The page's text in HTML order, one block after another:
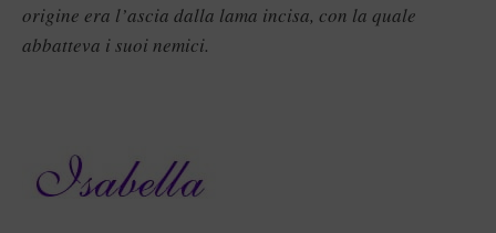
origine era l’ascia dalla lama incisa, con la quale
abbatteva i suoi nemici.